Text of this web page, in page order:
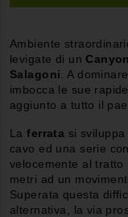
Ambiente
levigate di un Canyon
Salagoni . A
imbocca le sue
aggiunto a tutto il
Laferrata si
cavo ed una serie
velocemente al
metri ad un
Superata questa
alternativa, la via